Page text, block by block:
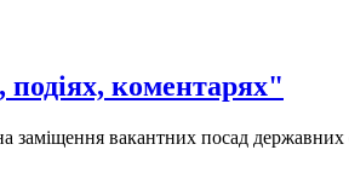
коментарях"
заміщення вакантних посад